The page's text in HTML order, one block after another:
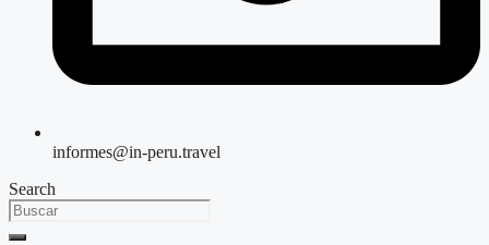
informes@in-peru.travel
Search